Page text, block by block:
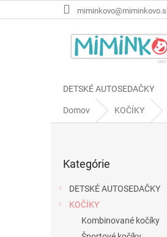
na
DETSKÉ AUTOSEDAČKY
Domov KOČÍKY
kategórie
Kategórie
DETSKÉ AUTOSEDAČKY
KOČÍKY
Kombinované kočíky